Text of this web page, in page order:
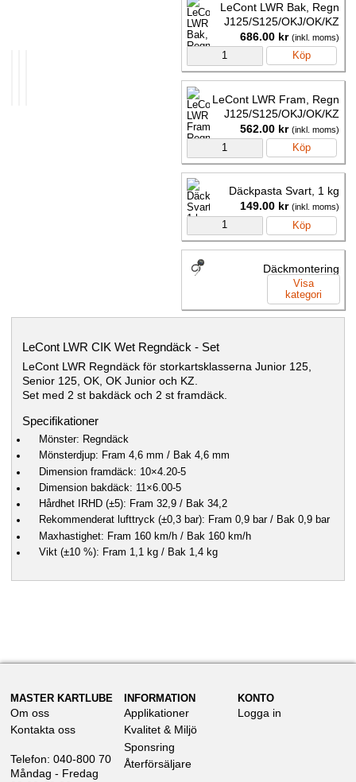
LeCont LWR Bak, Regn
J125/S125/OKJ/OK/KZ
686.00 kr (inkl. moms)
Köp
LeCont LWR Fram, Regn
J125/S125/OKJ/OK/KZ
562.00 kr (inkl. moms)
Köp
Däckpasta Svart, 1 kg
149.00 kr (inkl. moms)
Köp
Däckmontering
Visa
kategori
LeCont LWR CIK Wet Regndäck - Set
LeCont LWR Regndäck för storkartsklasserna Junior 125,
Senior 125, OK, OK Junior och KZ.
Set med 2 st bakdäck och 2 st framdäck.
Specifikationer
Mönster: Regndäck
Mönsterdjup: Fram 4,6 mm / Bak 4,6 mm
Dimension framdäck: 10×4.20-5
Dimension bakdäck: 11×6.00-5
Hårdhet IRHD (±5): Fram 32,9 / Bak 34,2
Rekommenderat lufttryck (±0,3 bar): Fram 0,9 bar / Bak 0,9 bar
Maxhastighet: Fram 160 km/h / Bak 160 km/h
Vikt (±10 %): Fram 1,1 kg / Bak 1,4 kg
MASTER KARTLUBE
Om oss
Kontakta oss
Telefon: 040-800 70
Måndag - Fredag
KONTO
Logga in
INFORMATION
Applikationer
Kvalitet & Miljö
Sponsring
Återförsäljare